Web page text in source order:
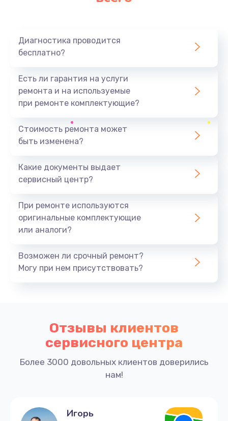
Диагностика проводится
бесплатно?
Есть ли гарантия на услуги
ремонта и на используемые
при ремонте комплектующие?
Стоимость ремонта может
быть изменена?
Какие документы выдает
сервисный центр?
При ремонте используются
оригинальные комплектующие
или аналоги?
Возможен ли срочный ремонт?
Могу при нем присутствовать?
Отзывы клиентов
сервисного центра
Более 3000 довольных клиентов доверились
нам!
Игорь